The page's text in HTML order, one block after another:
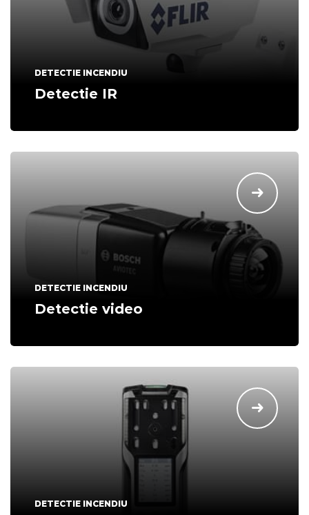
DETECTIE INCENDIU
Detectie IR
DETECTIE INCENDIU
Detectie video
DETECTIE INCENDIU